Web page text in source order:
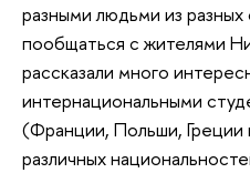
разными людьми из
пообщаться с жителями
рассказали много
интернациональными
(Франции, Польши,
различных